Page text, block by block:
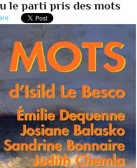
le parti pris des mots